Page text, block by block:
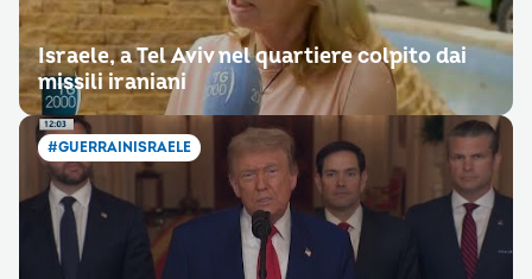
Israele, a Tel Aviv nel quartiere colpito dai
missili iraniani
#GUERRAINISRAELE